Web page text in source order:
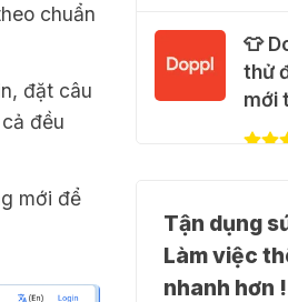
chuẩn
đặt câu
đều
mới để
🐈
ảnh
🎁
👕
thử
mới
Trợ
biến
thức
Tận dụng
Làm việc
nhanh hơn !